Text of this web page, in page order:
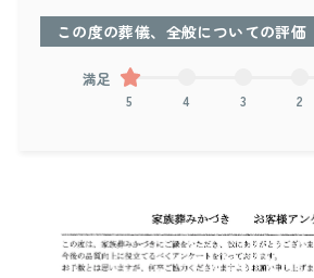
この度の葬儀、全般についての評価
満足
5 4 3 2